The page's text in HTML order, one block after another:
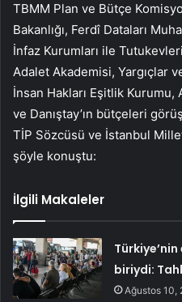
TBMM Plan ve Bütçe
Bakanlığı, Ferdî Dataları
İnfaz Kurumları ile
Adalet Akademisi, Yargıçlar
İnsan Hakları Eşitlik Kurumu,
ve Danıştay’ın bütçeleri
TİP Sözcüsü ve İstanbul
şöyle konuştu:
İlgili Makaleler
biriydi:
Ağustos 10,